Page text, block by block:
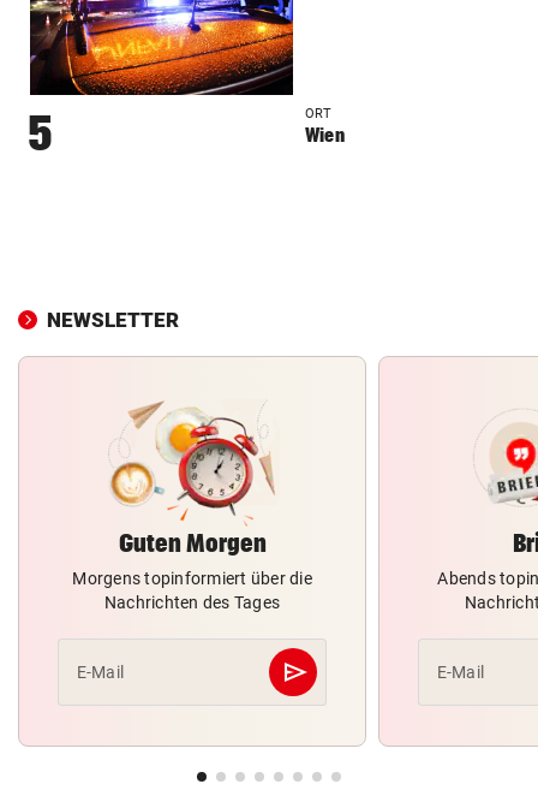
5 ORT
Wien
NEWSLETTER
Guten Morgen
Morgens topinformiert über die
Nachrichten des Tages
E-Mail send
Abschicken
Abends
E-Mail